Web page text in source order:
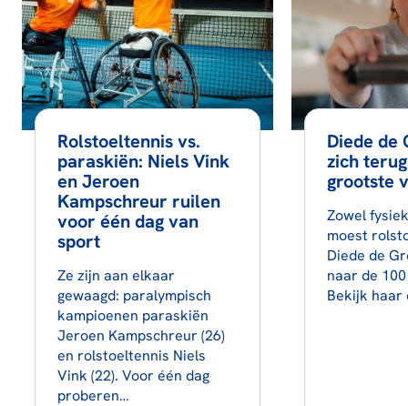
Rolstoeltennis vs.
paraskiën: Niels Vink
en Jeroen
Kampschreur ruilen
voor één dag van
sport
Ze zijn aan elkaar
gewaagd: paralympisch
kampioenen paraskiën
Jeroen Kampschreur (26)
en rolstoeltennis Niels
Vink (22). Voor één dag
proberen…
Diede de
zich
grootste
Zowel
moest
Diede de
naar de
Bekijk haar